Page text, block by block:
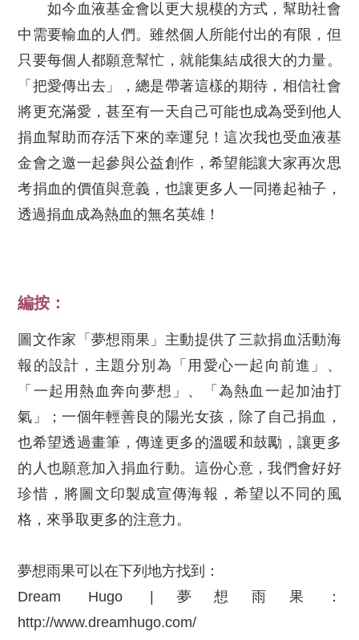
如今血液基金會以更大規模的方式，幫助社會
中需要輸血的人們。雖然個人所能付出的有限，但
只要每個人都願意幫忙，就能集結成很大的力量。
「把愛傳出去」，總是帶著這樣的期待，相信社會
將更充滿愛，甚至有一天自己可能也成為受到他人
捐血幫助而存活下來的幸運兒！這次我也受血液基
金會之邀一起參與公益創作，希望能讓大家再次思
考捐血的價值與意義，也讓更多人一同捲起袖子，
透過捐血成為熱血的無名英雄！
編按：
圖文作家「夢想雨果」主動提供了三款捐血活動海
報的設計，主題分別為「用愛心一起向前進」、
「一起用熱血奔向夢想」、「為熱血一起加油打
氣」；一個年輕善良的陽光女孩，除了自己捐血，
也希望透過畫筆，傳達更多的溫暖和鼓勵，讓更多
的人也願意加入捐血行動。這份心意，我們會好好
珍惜，將圖文印製成宣傳海報，希望以不同的風
格，來爭取更多的注意力。
夢想雨果可以在下列地方找到：
Dream Hugo |夢想雨果：
http://www.dreamhugo.com/